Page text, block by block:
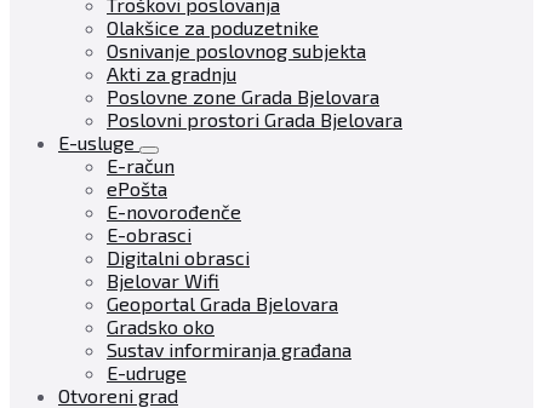
Olakšice za poduzetnike
Osnivanje poslovnog subjekta
Akti za gradnju
Poslovne zone Grada Bjelovara
Poslovni prostori Grada Bjelovara
E-usluge
E-račun
ePošta
E-novorođenče
E-obrasci
Digitalni obrasci
Bjelovar Wifi
Geoportal Grada Bjelovara
Gradsko oko
Sustav informiranja građana
E-udruge
Otvoreni grad